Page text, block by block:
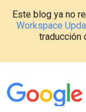
Este blog ya no
Workspace
traducción